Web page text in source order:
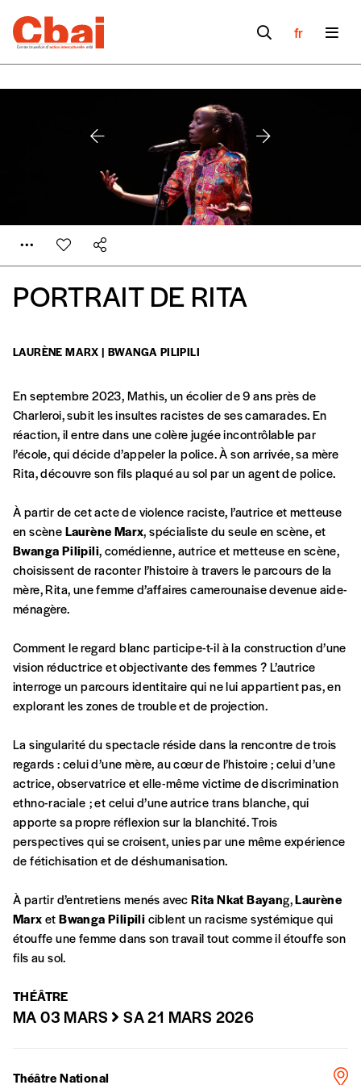
fr
PORTRAIT DE RITA
LAURÈNE MARX | BWANGA PILIPILI
Se connecter
Mot de passe oublié?
Créer un
compte
Formulaire de
commande
A partir de 2021,Imag, le magazine de
l’interculturel,vous est proposé àPRIX LIBRE.
Le prix libre est un mode de fixation du prix
peut être une manière pour lui de payer le prix
qu’il estime juste. Dans l’objectif de rendre nos
activités et publications accessibles, et
d’affirmer notre attachement aux valeurs de
solidarité, nous vous proposons d’estimer
vous-mêmes le coût de notre publication.
ou supérieure au prix indicatif. De cette
manière, vous soutenez le travail de l’équipe
de rédaction selon vos moyens et vos
motivations.
En pratique
Vous vous abonnez pour l’année civile en
cours ou vous commandez au numéro.
Vous indiquez si vous souhaitez recevoir la
revue en format papier ou numérique.
Vous renseignez vos coordonnées.
compteIBAN BE34 0010 7305
2190avec en communication le numéro de
la commande renseigné dans le mail de
financièrement à tout moment, même après
avoir reçu plusieurs numéros. Ce paiement
En septembre 2023, Mathis, un écolier de 9 ans près de
Charleroi, subit les insultes racistes de ses camarades. En
réaction, il entre dans une colère jugée incontrôlable par
l’école, qui décide d’appeler la police. À son arrivée, sa mère
Rita, découvre son fils plaqué au sol par un agent de police.
À partir de cet acte de violence raciste, l’autrice et metteuse
en scèneLaurène Marx, spécialiste du seule en scène, et
Bwanga Pilipili, comédienne, autrice et metteuse en scène,
choisissent de raconter l’histoire à travers le parcours de la
mère, Rita, une femme d’affaires camerounaise devenue aide-
ménagère.
Comment le regard blanc participe-t-il à la construction d’une
vision réductrice et objectivante des femmes ? L’autrice
interroge un parcours identitaire qui ne lui appartient pas, en
explorant les zones de trouble et de projection.
La singularité du spectacle réside dans la rencontre de trois
regards : celui d’une mère, au cœur de l’histoire ; celui d’une
actrice, observatrice et elle-même victime de discrimination
ethno-raciale ; et celui d’une autrice trans blanche, qui
apporte sa propre réflexion sur la blanchité. Trois
perspectives qui se croisent, unies par une même expérience
de fétichisation et de déshumanisation.
À partir d’entretiens menés avecRita Nkat Bayang,Laurène
MarxetBwanga Pilipiliciblent un racisme systémique qui
étouffe une femme dans son travail tout comme il étouffe son
fils au sol.
THÉÂTRE
MA 03 MARS SA 21 MARS 2026
Théâtre National